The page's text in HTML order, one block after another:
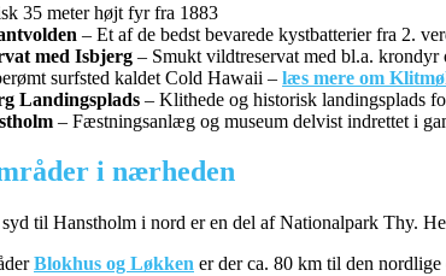
35 meter højt fyr fra 1883
– Et af de bedst bevarede kystbatterier fra 2.
med Isbjerg – Smukt vildtreservat med bl.a.
surfsted kaldet Cold Hawaii – læs mere om
Landingsplads – Klithede og historisk landingsplads
– Fæstningsanlæg og museum delvist indrettet i
i nærheden
til Hanstholm i nord er en del af Nationalpark Thy.
Blokhus og Løkken er der ca. 80 km til den